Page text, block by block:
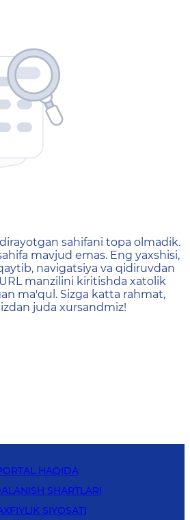
не
sahifani topa olmadik.
mavjud emas. Eng yaxshisi,
navigatsiya va qidiruvdan
manzilini kiritishda xatolik
ma'qul. Sizga katta rahmat,
juda xursandmiz!
HAQIDA
SHARTLARI
SIYOSATI